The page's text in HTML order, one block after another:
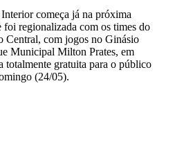
começa já na próxima
regionalizada com os times do
Central, com jogos no Ginásio
Municipal Milton Prates, em
totalmente gratuita para o público
(24/05).